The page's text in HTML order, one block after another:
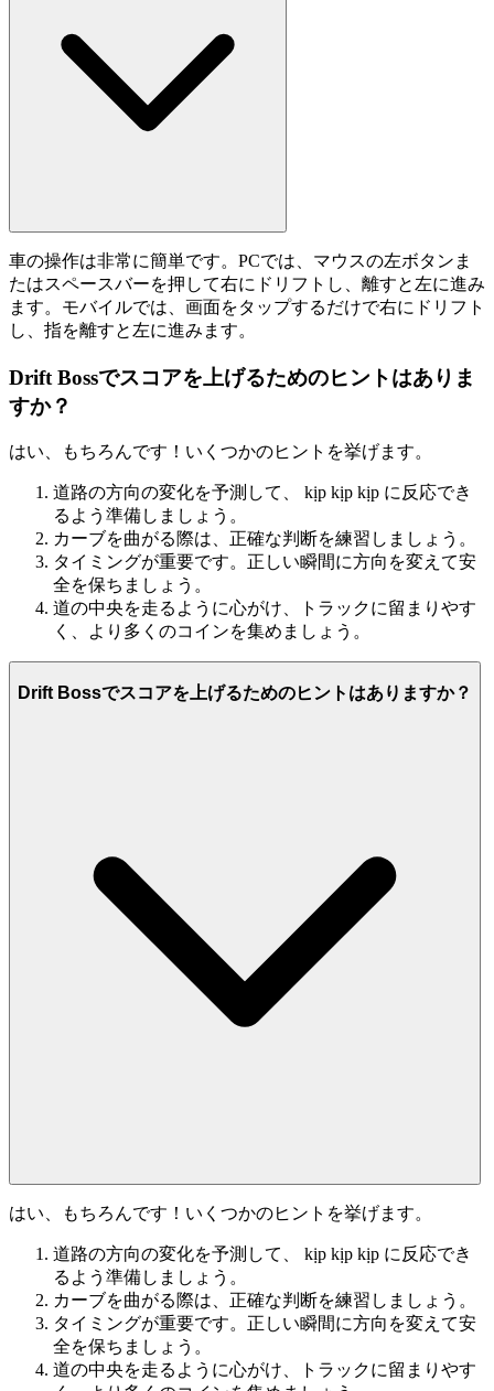
車の操作は非常に簡単です。PCでは、マウスの左ボタンま
たはスペースバーを押して右にドリフトし、離すと左に進み
ます。モバイルでは、画面をタップするだけで右にドリフト
し、指を離すと左に進みます。
Drift Bossでスコアを上げるためのヒントはありま
すか？
はい、もちろんです！いくつかのヒントを挙げます。
道路の方向の変化を予測して、 kịp kịp kịp に反応でき
るよう準備しましょう。
カーブを曲がる際は、正確な判断を練習しましょう。
タイミングが重要です。正しい瞬間に方向を変えて安
全を保ちましょう。
道の中央を走るように心がけ、トラックに留まりやす
く、より多くのコインを集めましょう。
Drift Bossでスコアを上げるためのヒントはありますか？
はい、もちろんです！いくつかのヒントを挙げます。
道路の方向の変化を予測して、 kịp kịp kịp に反応でき
るよう準備しましょう。
カーブを曲がる際は、正確な判断を練習しましょう。
タイミングが重要です。正しい瞬間に方向を変えて安
全を保ちましょう。
道の中央を走るように心がけ、トラックに留まりやす